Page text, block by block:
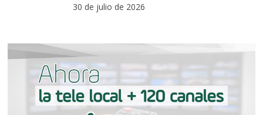
30 de julio de 2026